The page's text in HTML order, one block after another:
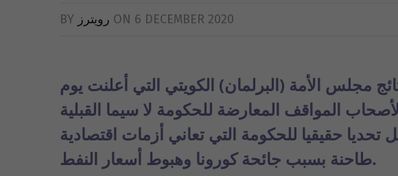
BY رويترز ON 6 DECEMBER 2020
مجلس الأمة (البرلمان) الكويتي التي أعلنت يوم
المواقف المعارضة للحكومة لا سيما القبلية
تحديا حقيقيا للحكومة التي تعاني أزمات اقتصادية
طاحنة بسبب جائحة كورونا وهبوط أسعار النفط.